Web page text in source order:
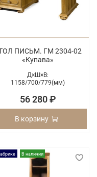
ПИСЬМ. ГМ 2304-02
«Купава»
Д×Ш×В:
1158/700/779(мм)
56 280 ₽
В корзину
В наличии